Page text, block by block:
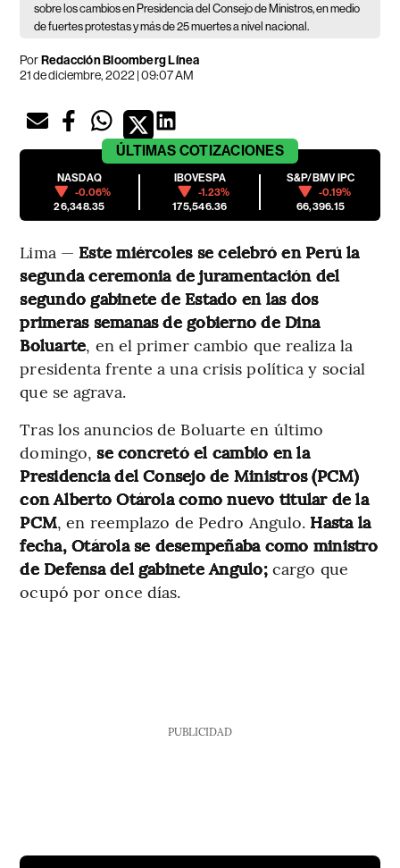
sobre los cambios en Presidencia del Consejo de Ministros, en medio
de fuertes protestas y más de 25 muertes a nivel nacional.
PorRedacción Bloomberg Línea
21 de diciembre, 2022 | 09:07 AM
ÚLTIMAS COTIZACIONES
NASDAQ
-0.06%
26,348.35
IBOVESPA
-1.23%
175,546.36
S&P/BMV IPC
-0.19%
66,396.15
Lima — Este miércoles se celebró en Perú la
segunda ceremonia de juramentación del
segundo gabinete de Estado en las dos
primeras semanas de gobierno de Dina
Boluarte, en el primer cambio que realiza la
presidenta frente a una crisis política y social
que se agrava.
Tras los anuncios de Boluarte en último
domingo,se concretó el cambio en la
Presidencia del Consejo de Ministros (PCM)
con Alberto Otárola como nuevo titular de la
PCM, en reemplazo de Pedro Angulo. Hasta la
fecha, Otárola se desempeñaba como ministro
de Defensa del gabinete Angulo;cargo que
ocupó por once días.
PUBLICIDAD